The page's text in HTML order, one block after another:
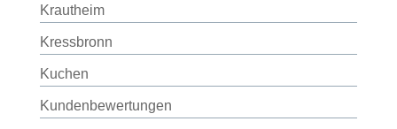
Krautheim
Kressbronn
Kuchen
Kundenbewertungen